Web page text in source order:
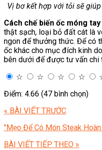
Vị bơ kết hợp với tỏi sẽ
Cách chế biến ốc móng tay
thật sạch, loại bỏ đất cát là
ngon để thưởng thức. Để có
ốc khác cho mục đích kinh
bên dưới để được tư vấn chi
☆
☆ ☆ ☆
Điểm: 4.66 (47 bình chọn)
« BÀI VIẾT TRƯỚC
"Mẹo Để Có Món Steak
BÀI VIẾT TIẾP THEO »